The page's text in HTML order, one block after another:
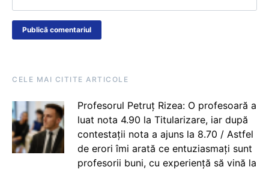
CELE MAI CITITE ARTICOLE
Profesorul Petruț Rizea: O profesoară a
luat nota 4.90 la Titularizare, iar după
contestații nota a ajuns la 8.70 / Astfel
de erori îmi arată ce entuziasmați sunt
profesorii buni, cu experiență să vină la